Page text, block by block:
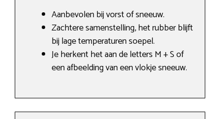
Aanbevolen bij vorst of sneeuw.
Zachtere samenstelling, het rubber blijft
bij lage temperaturen soepel.
Je herkent het aan de letters M + S of
een afbeelding van een vlokje sneeuw.